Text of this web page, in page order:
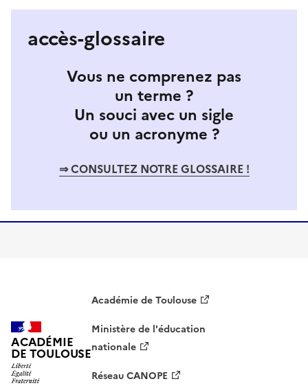
accès-glossaire
Vous ne comprenez pas
un terme ?
Un souci avec un sigle
ou un acronyme ?
⇒ CONSULTEZ NOTRE GLOSSAIRE !
ACADÉMIE
DE TOULOUSE
Académie de Toulouse
Ministère de l'éducation
nationale
Réseau CANOPE